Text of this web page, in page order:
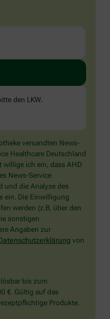
den LKW.
versandten News-
Healthcare Deutschland
willige ich ein, dass AHD
News-Service
und die Analyse des
ein. Die Einwilligung
werden (z.B. über den
sonstigen
Angaben zur
von
bis zum
€. Gültig auf das
Produkte.